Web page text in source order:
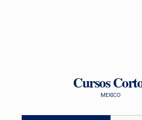
Cursos
MEXICO